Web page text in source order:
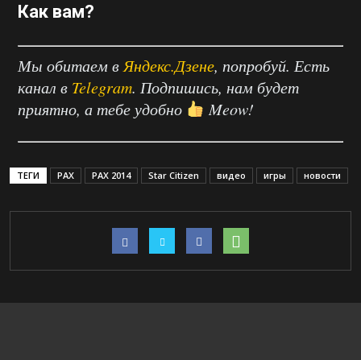
Как вам?
Мы обитаем в Яндекс.Дзене, попробуй. Есть
канал в Telegram. Подпишись, нам будет
приятно, а тебе удобно
Meow!
ТЕГИ PAX PAX 2014 Star Citizen видео игры новости